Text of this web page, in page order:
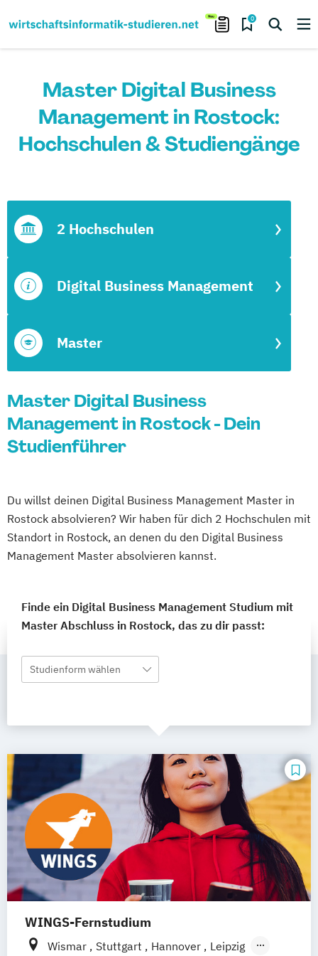
0
Master Digital Business
Management in Rostock:
Hochschulen & Studiengänge
Master
Digital Business Management
2 Hochschulen
Master Digital Business
Management in Rostock - Dein
Studienführer
Du willst deinen Digital Business Management Master in
Rostock absolvieren? Wir haben für dich 2 Hochschulen mit
Standort in Rostock, an denen du den Digital Business
Management Master absolvieren kannst.
Finde ein Digital Business Management Studium mit
Master Abschluss in Rostock, das zu dir passt:
Studienform wählen
WINGS-Fernstudium
Wismar Stuttgart Hannover
Leipzig